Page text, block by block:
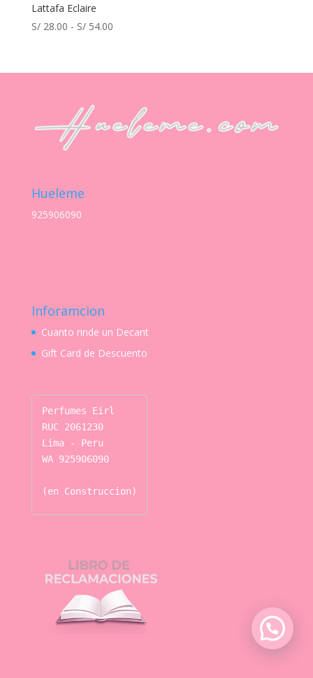
Lattafa Eclaire
S/28.00 - S/54.00Rango
desde
S/ 54.00
Hueleme
925906090
Inforamcion
Cuanto rinde un Decant
Gift Card de Descuento
Perfumes Eirl
RUC 2061230
Lima - Peru
WA 925906090
(en Construccion)